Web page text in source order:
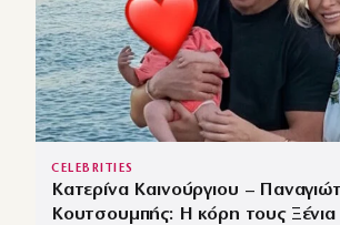
CELEBRITIES
Κατερίνα Καινούργιου –
Κουτσουμπής: Η κόρη τους Ξένια